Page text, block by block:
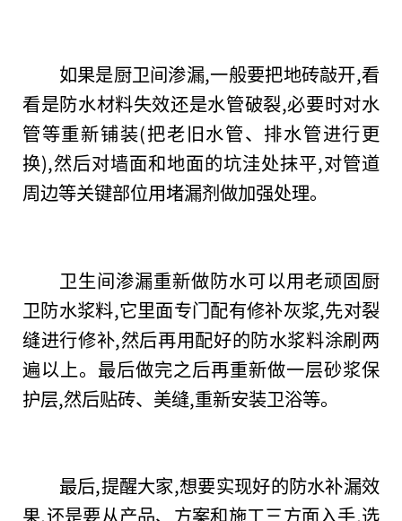
如果是厨卫间渗漏,一般要把地砖敲开,看
看是防水材料失效还是水管破裂,必要时对水
管等重新铺装(把老旧水管、排水管进行更
换),然后对墙面和地面的坑洼处抹平,对管道
周边等关键部位用堵漏剂做加强处理。
卫生间渗漏重新做防水可以用老顽固厨
卫防水浆料,它里面专门配有修补灰浆,先对裂
缝进行修补,然后再用配好的防水浆料涂刷两
遍以上。最后做完之后再重新做一层砂浆保
护层,然后贴砖、美缝,重新安装卫浴等。
最后,提醒大家,想要实现好的防水补漏效
果,还是要从产品、方案和施工三方面入手,选